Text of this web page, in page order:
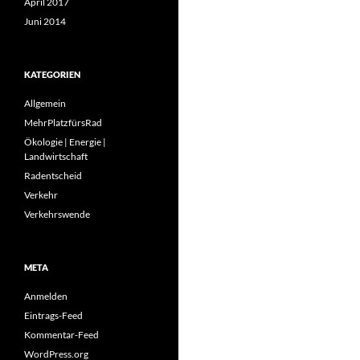
Juni 2014
KATEGORIEN
Allgemein
MehrPlatzfürsRad
Ökologie | Energie |
Landwirtschaft
Radentscheid
Verkehr
Verkehrswende
META
Anmelden
Eintrags-Feed
Kommentar-Feed
WordPress.org